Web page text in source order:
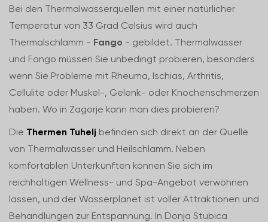
Bei den Thermalwasserquellen mit einer natürlicher
Temperatur von 33 Grad Celsius wird auch
Thermalschlamm - Fango - gebildet. Thermalwasser
und Fango müssen Sie unbedingt probieren, besonders
wenn Sie Probleme mit Rheuma, Ischias, Arthritis,
Cellulite oder Muskel-, Gelenk- oder Knochenschmerzen
haben. Wo in Zagorje kann man dies probieren?
Die Thermen Tuhelj befinden sich direkt an der Quelle
von Thermalwasser und Heilschlamm. Neben
komfortablen Unterkünften können Sie sich im
reichhaltigen Wellness- und Spa-Angebot verwöhnen
lassen, und der Wasserplanet ist voller Attraktionen und
Behandlungen zur Entspannung. In Donja Stubica